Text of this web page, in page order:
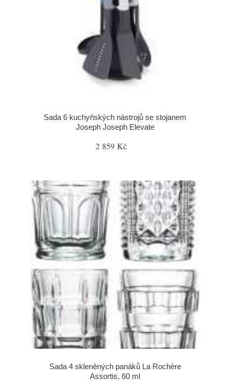
Sada 6 kuchyňských nástrojů se stojanem
Joseph Joseph Elevate
2 859 Kč
Sada 4 skleněných panáků La Rochère
Assortis, 60 ml